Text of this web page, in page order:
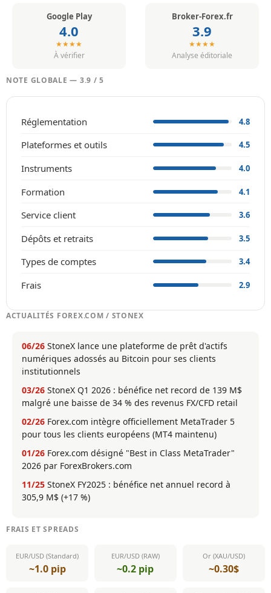
Google Play
4.0
★★★★
À vérifier
Broker-Forex.fr
3.9
★★★★
Analyse éditoriale
NOTE GLOBALE — 3.9 / 5
Réglementation 4.8
Plateformes et outils 4.5
Instruments 4.0
Formation 4.1
Service client 3.6
Dépôts et retraits 3.5
Types de comptes 3.4
Frais 2.9
ACTUALITÉS FOREX.COM / STONEX
06/26 StoneX lance une plateforme de prêt d'actifs
numériques adossés au Bitcoin pour ses clients
institutionnels
03/26 StoneX Q1 2026 : bénéfice net record de 139 M$
malgré une baisse de 34 % des revenus FX/CFD retail
02/26 Forex.com intègre officiellement MetaTrader 5
pour tous les clients européens (MT4 maintenu)
01/26 Forex.com désigné "Best in Class MetaTrader"
2026 par ForexBrokers.com
11/25 StoneX FY2025 : bénéfice net annuel record à
305,9 M$ (+17 %)
FRAIS ET SPREADS
EUR/USD (Standard)
~1.0 pip
EUR/USD (RAW)
~0.2 pip
Or (XAU/USD)
~0.30$